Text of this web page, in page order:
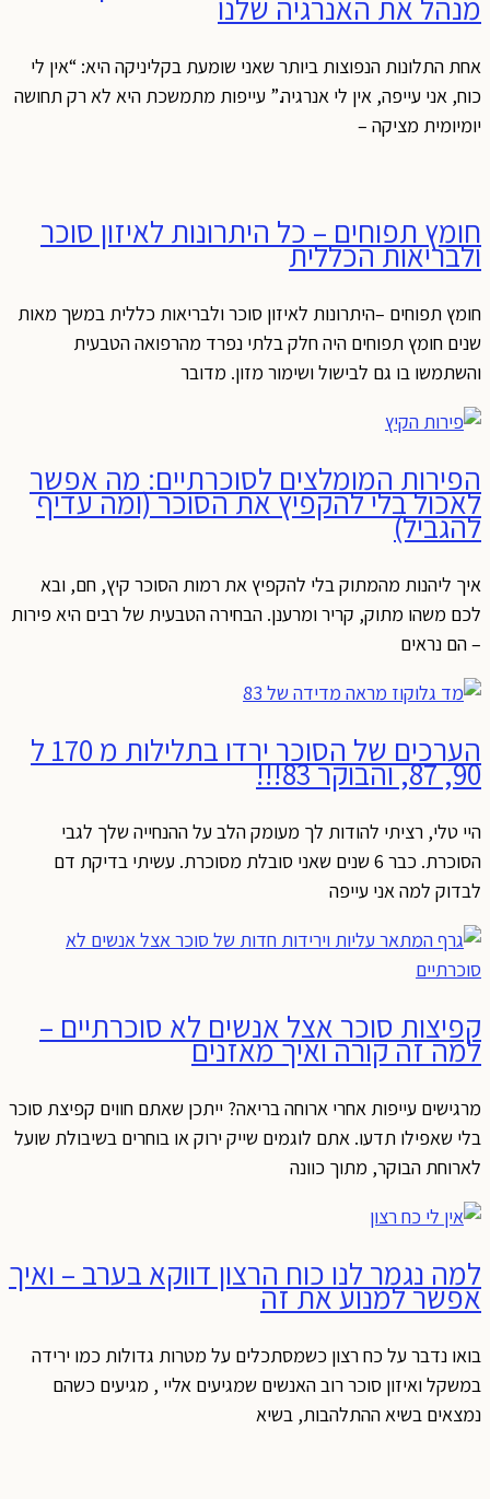
מנהל את האנרגיה שלנו
אחת התלונות הנפוצות ביותר שאני שומעת בקליניקה היא: “אין לי
כוח, אני עייפה, אין לי אנרגיה.” עייפות מתמשכת היא לא רק תחושה
יומיומית מציקה –
חומץ תפוחים – כל היתרונות לאיזון סוכר
ולבריאות הכללית
חומץ תפוחים –היתרונות לאיזון סוכר ולבריאות כללית במשך מאות
שנים חומץ תפוחים היה חלק בלתי נפרד מהרפואה הטבעית
והשתמשו בו גם לבישול ושימור מזון. מדובר
הפירות המומלצים לסוכרתיים: מה אפשר
לאכול בלי להקפיץ את הסוכר (ומה עדיף
להגביל)
איך ליהנות מהמתוק בלי להקפיץ את רמות הסוכר קיץ, חם, ובא
לכם משהו מתוק, קריר ומרענן. הבחירה הטבעית של רבים היא פירות
– הם נראים
הערכים של הסוכר ירדו בתלילות מ 170 ל
90, 87, והבוקר 83!!!
היי טלי, רציתי להודות לך מעומק הלב על ההנחייה שלך לגבי
הסוכרת. כבר 6 שנים שאני סובלת מסוכרת. עשיתי בדיקת דם
לבדוק למה אני עייפה
קפיצות סוכר אצל אנשים לא סוכרתיים –
למה זה קורה ואיך מאזנים
מרגישים עייפות אחרי ארוחה בריאה? ייתכן שאתם חווים קפיצת סוכר
בלי שאפילו תדעו. אתם לוגמים שייק ירוק או בוחרים בשיבולת שועל
לארוחת הבוקר, מתוך כוונה
למה נגמר לנו כוח הרצון דווקא בערב – ואיך
אפשר למנוע את זה
בואו נדבר על כח רצון כשמסתכלים על מטרות גדולות כמו ירידה
במשקל ואיזון סוכר רוב האנשים שמגיעים אליי , מגיעים כשהם
נמצאים בשיא ההתלהבות, בשיא